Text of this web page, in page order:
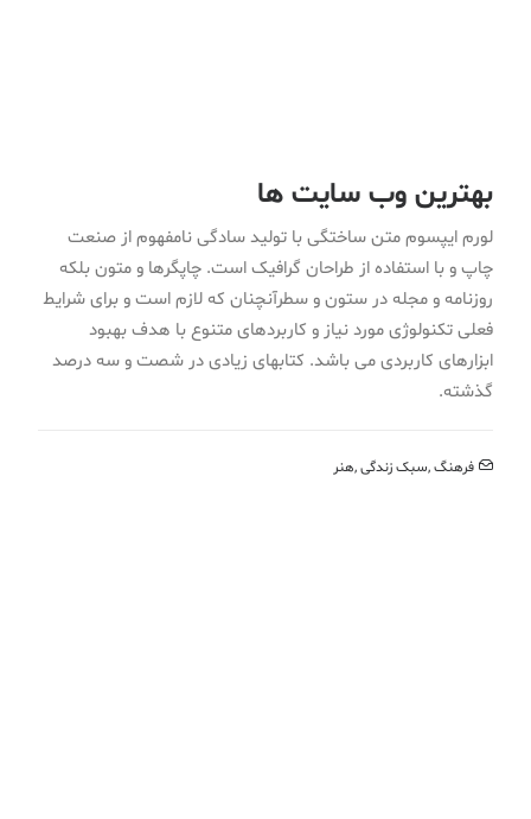
بهترین وب سایت ها
لورم ایپسوم متن ساختگی با تولید سادگی نامفهوم از صنعت
چاپ و با استفاده از طراحان گرافیک است. چاپگرها و متون بلکه
روزنامه و مجله در ستون و سطرآنچنان که لازم است و برای شرایط
فعلی تکنولوژی مورد نیاز و کاربردهای متنوع با هدف بهبود
ابزارهای کاربردی می باشد. کتابهای زیادی در شصت و سه درصد
گذشته.
فرهنگ ,سبک زندگی ,هنر